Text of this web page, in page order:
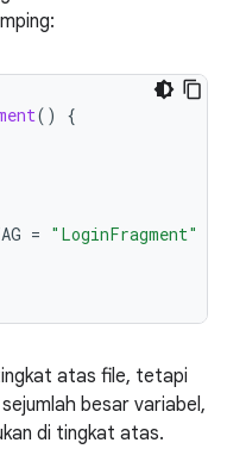
() {
= "LoginFragment"
atas file, tetapi
besar variabel,
di tingkat atas.